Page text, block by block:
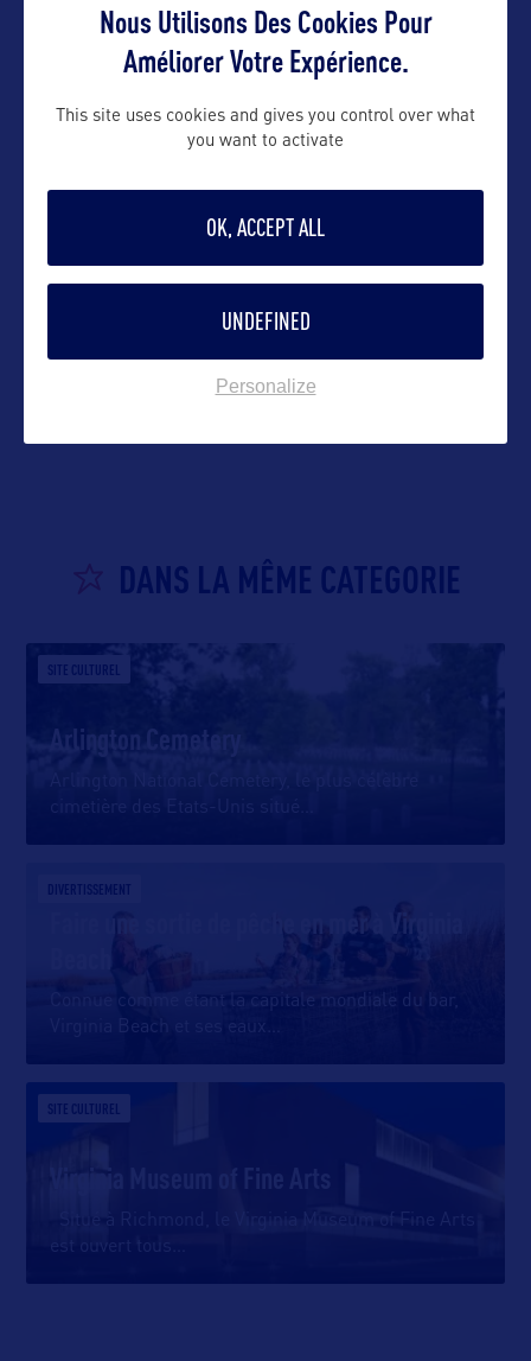
Suivre
DANS LA MÊME CATEGORIE
SITE CULTUREL
Arlington Cemetery
DIVERTISSEMENT
Faire une sortie de pêche en mer à Virginia
Connue comme étant la capitale mondiale du bar,
Virginia Beach et ses eaux
SITE CULTUREL
est ouvert tous
Nous Utilisons Des Cookies Pour
Améliorer Votre Expérience.
This site uses cookies and gives you control over what
you want to activate
OK, ACCEPT ALL
UNDEFINED
Personalize